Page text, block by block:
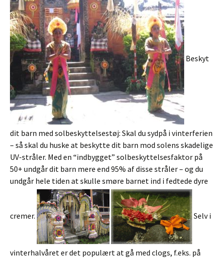
Beskyt
dit barn med solbeskyttelsestøj: Skal du sydpå i vinterferien
– så skal du huske at beskytte dit barn mod solens skadelige
UV-stråler. Med en “indbygget” solbeskyttelsesfaktor på
50+ undgår dit barn mere end 95% af disse stråler – og du
undgår hele tiden at skulle smøre barnet ind i fedtede dyre
cremer. Selv i
vinterhalvåret er det populært at gå med clogs, f.eks. på